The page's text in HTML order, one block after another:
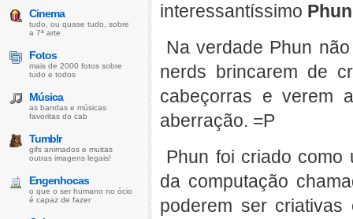
interessantíssimo Phun
Na verdade Phun
nerds brincarem de
cabeçorras e verem
aberração. =P
Phun foi criado como
da computação
poderem ser
Cinema
tudo, ou quase tudo, sobre
a 7ª arte
Fotos
mais de 2000 fotos sobre
tudo e todos
Música
as bandas e músicas
favoritas do cab
Tumblr
gifs animados e muitas
outras imagens legais!
Engenhocas
o que o ser humano no ócio
é capaz de fazer